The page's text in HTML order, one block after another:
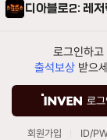
디아블로2: 레
로그인하고
출석보상 받으
로그
회원가입 ID/